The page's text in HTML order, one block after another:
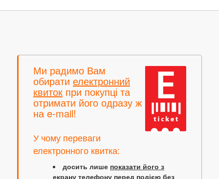
Ми радимо Вам
обирати електронний
квиток при покупці та
отримати його одразу ж
на e-mail!
У чому переваги
електронного квитка:
досить лише показати його з
екрану телефону перед подією без